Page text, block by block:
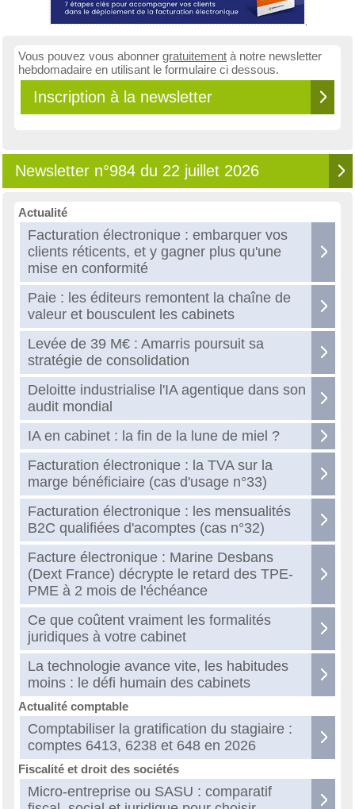
Vous pouvez vous abonner gratuitement à notre newsletter
hebdomadaire en utilisant le formulaire ci dessous.
Inscription à la newsletter
Newsletter n°984 du 22 juillet 2026
Actualité
Facturation électronique : embarquer vos
clients réticents, et y gagner plus qu'une
mise en conformité
Paie : les éditeurs remontent la chaîne de
valeur et bousculent les cabinets
Levée de 39 M€ : Amarris poursuit sa
stratégie de consolidation
Deloitte industrialise l'IA agentique dans son
audit mondial
IA en cabinet : la fin de la lune de miel ?
Facturation électronique : la TVA sur la
marge bénéficiaire (cas d'usage n°33)
Facturation électronique : les mensualités
B2C qualifiées d'acomptes (cas n°32)
Facture électronique : Marine Desbans
(Dext France) décrypte le retard des TPE-
PME à 2 mois de l'échéance
Ce que coûtent vraiment les formalités
juridiques à votre cabinet
La technologie avance vite, les habitudes
moins : le défi humain des cabinets
Actualité comptable
Comptabiliser la gratification du stagiaire :
comptes 6413, 6238 et 648 en 2026
Fiscalité et droit des sociétés
Micro-entreprise ou SASU : comparatif